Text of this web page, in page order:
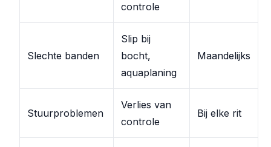
controle
Slechte banden
Slip bij
bocht,
aquaplaning
Maandelijks
Stuurproblemen
Verlies van
controle
Bij elke rit